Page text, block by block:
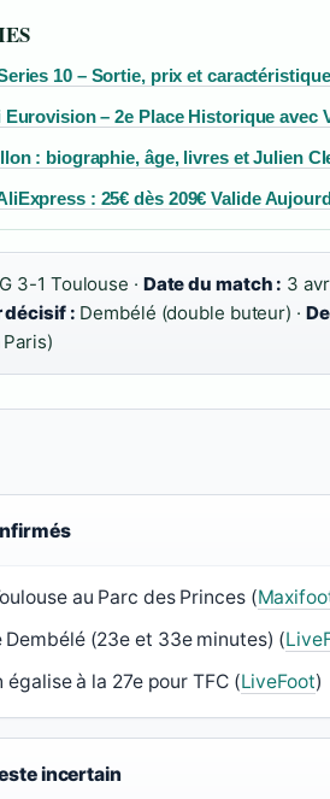
10 – Sortie, prix et
Eurovision – 2e Place Historique avec
: biographie, âge, livres et Julien
: 25€ dès 209€ Valide
3-1 Toulouse · Date du match : 3
décisif : Dembélé (double buteur) ·
au Parc des Princes (
Dembélé (23e et 33e minutes) (
égalise à la 27e pour TFC (LiveFoot)
incertain